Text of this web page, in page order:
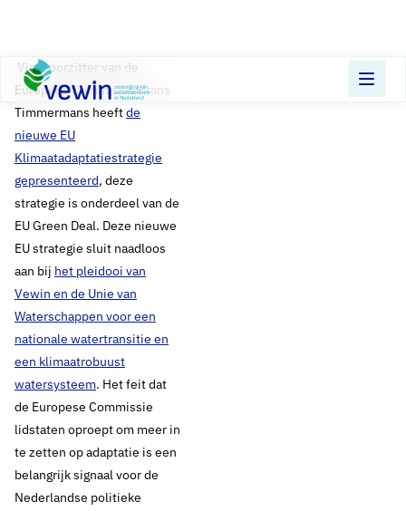
Direct naar content
Terug naar de startpagina
​ Vicevoorzitter van de
Europese Commissie Frans
Timmermans heeftde
nieuwe EU
Klimaatadaptatiestrategie
gepresenteerd, deze
strategie is onderdeel van de
EU Green Deal. Deze nieuwe
EU strategie sluit naadloos
aan bij het pleidooi van
Vewin en de Unie van
Waterschappen voor een
nationale watertransitie en
een klimaatrobuust
watersysteem. Het feit dat
de Europese Commissie
lidstaten oproept om meer in
te zetten op adaptatie is een
belangrijk signaal voor de
Nederlandse politieke